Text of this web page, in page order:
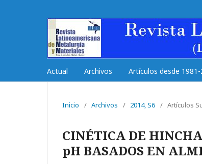
Actual Archivos Artículos desde 1981-
Inicio / Archivos / 2014, S6 / Artí­culos
CINÉTICA DE
pH BASADOS EN